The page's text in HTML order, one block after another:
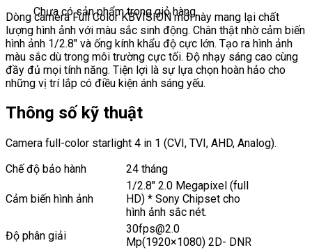
Chưa có sản phẩm trong giỏ hàng.
Dòng camera Full Color KBVISION mới này mang lại chất
lượng hình ảnh với màu sắc sinh động. Chân thật nhờ cảm biến
hình ảnh 1/2.8″ và ống kính khẩu độ cực lớn. Tạo ra hình ảnh
màu sắc dù trong môi trường cực tối. Độ nhạy sáng cao cùng
đầy đủ mọi tính năng. Tiện lợi là sự lựa chọn hoàn hảo cho
những vị trí lắp có điều kiện ánh sáng yếu.
Thông số kỹ thuật
Camera full-color starlight 4 in 1 (CVI, TVI, AHD, Analog).
Chế độ bảo hành
24 tháng
Cảm biến hình ảnh
1/2.8″ 2.0 Megapixel (full
HD) * Sony Chipset cho
hình ảnh sắc nét.
Độ phân giải
30fps@2.0
Mp(1920×1080) 2D- DNR